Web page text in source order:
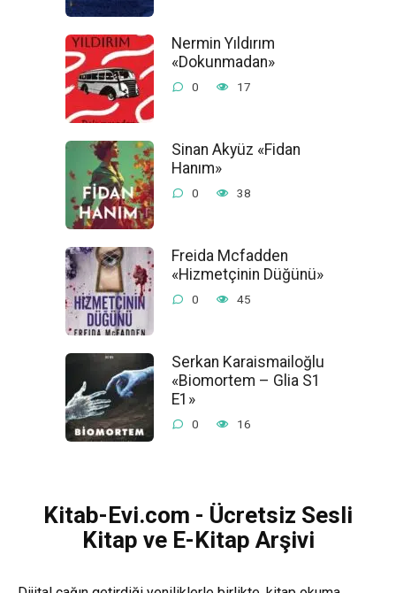
Nermin Yıldırım
«Dokunmadan»
0 17
Sinan Akyüz «Fidan
Hanım»
0 38
Freida Mcfadden
«Hizmetçinin Düğünü»
0 45
Serkan Karaismailoğlu
«Biomortem – Glia S1
E1»
0 16
Kitab-Evi.com - Ücretsiz Sesli
Kitap ve E-Kitap Arşivi